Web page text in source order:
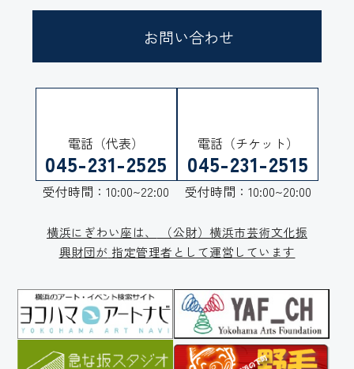
お問い合わせ
電話（代表）
045-231-2525
受付時間：10:00~22:00
電話（チケット）
045-231-2515
受付時間：10:00~20:00
横浜にぎわい座は、
（公財）横浜市芸術文化振
興財団が 指定管理者として運営しています